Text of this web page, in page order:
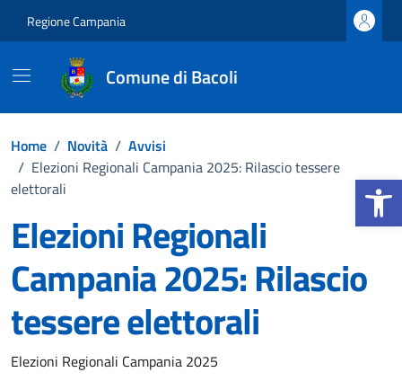
Apri la
Regione Campania
Comune di Bacoli
Home / Novità / Avvisi
/ Elezioni Regionali Campania 2025: Rilascio tessere
elettorali
Elezioni Regionali
Campania 2025: Rilascio
tessere elettorali
Dettagli della notizia
Elezioni Regionali Campania 2025